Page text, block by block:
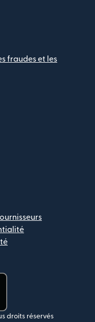
fraudes et les
fenêtre)fenêtre)
nouvelle fenêtre)
une nouvelle
droits réservés